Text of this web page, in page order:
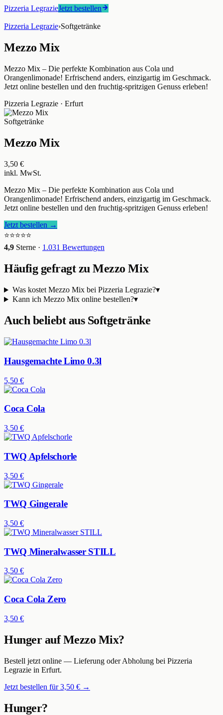
Pizzeria LegrazieJetzt bestellen
Pizzeria Legrazie›Softgetränke
Mezzo Mix
Mezzo Mix – Die perfekte Kombination aus Cola und
Orangenlimonade! Erfrischend anders, einzigartig im Geschmack.
Jetzt online bestellen und den fruchtig-spritzigen Genuss erleben!
Pizzeria Legrazie · Erfurt
Softgetränke
Mezzo Mix
3,50 €
inkl. MwSt.
Mezzo Mix – Die perfekte Kombination aus Cola und
Orangenlimonade! Erfrischend anders, einzigartig im Geschmack.
Jetzt online bestellen und den fruchtig-spritzigen Genuss erleben!
Jetzt bestellen →
⭐⭐⭐⭐⭐
4,9 Sterne · 1.031 Bewertungen
Häufig gefragt zuMezzo Mix
Was kostet Mezzo Mix bei Pizzeria Legrazie?▾
Kann ich Mezzo Mix online bestellen?▾
Auch beliebt aus Softgetränke
Hausgemachte Limo 0.3l
5,50 €
Coca Cola
3,50 €
TWQ Apfelschorle
3,50 €
TWQ Gingerale
3,50 €
TWQ Mineralwasser STILL
3,50 €
Coca Cola Zero
3,50 €
Hunger aufMezzo Mix?
Bestell jetzt online — Lieferung oder Abholung bei Pizzeria
Legrazie in Erfurt.
Jetzt bestellen für3,50 € →
Hunger?